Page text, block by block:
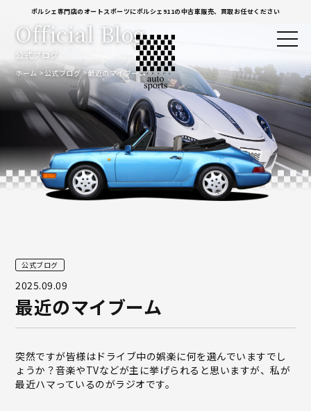
ポルシェ専門店のオートスポーツにポルシェ911の中古車販売、買取お任せください
公式ブログ
Official Blog
ホーム 公式ブログ 最近のマイブーム
公式ブログ
2025.09.09
最近のマイブーム
突然ですが皆様はドライブ中の娯楽に何を選んでいますでし
ょうか？音楽やTVなどが主に挙げられると思いますが、私が
最近ハマっているのがラジオです。